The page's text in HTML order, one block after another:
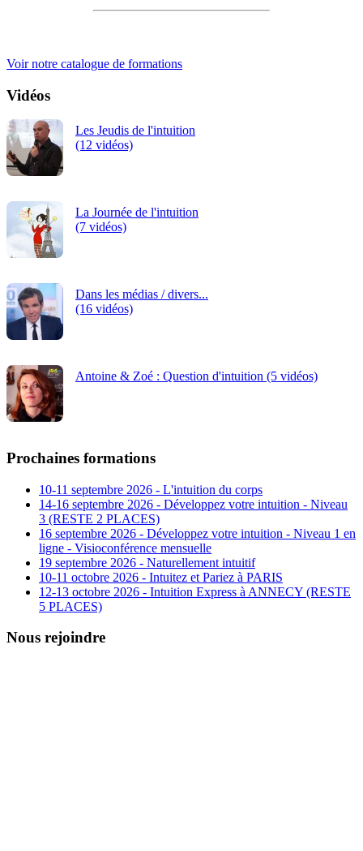
Voir notre catalogue de formations
Vidéos
Les Jeudis de l'intuition
(12 vidéos)
La Journée de l'intuition
(7 vidéos)
Dans les médias / divers...
(16 vidéos)
Antoine & Zoé : Question d'intuition (5 vidéos)
Prochaines formations
10-11 septembre 2026 - L'intuition du corps
14-16 septembre 2026 - Développez votre intuition - Niveau
3 (RESTE 2 PLACES)
16 septembre 2026 - Développez votre intuition - Niveau 1 en
ligne - Visioconférence mensuelle
19 septembre 2026 - Naturellement intuitif
10-11 octobre 2026 - Intuitez et Pariez à PARIS
12-13 octobre 2026 - Intuition Express à ANNECY (RESTE
5 PLACES)
Nous rejoindre